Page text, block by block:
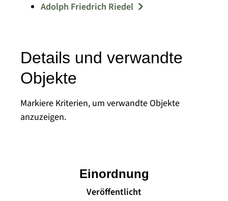
Adolph Friedrich Riedel
Details und verwandte
Objekte
Markiere Kriterien, um verwandte Objekte
anzuzeigen.
Veröffentlicht
Einordnung